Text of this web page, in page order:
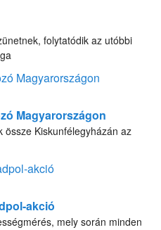
folytatódik az utóbbi
Magyarországon
össze Kiskunfélegyházán az
akció
mely során minden